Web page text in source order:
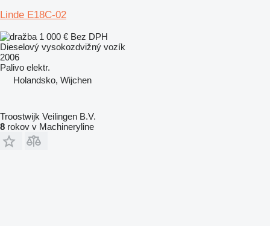
Linde E18C-02
1 000 € Bez DPH
Dieselový vysokozdvižný vozík
2006
Palivo elektr.
Holandsko, Wijchen
Troostwijk Veilingen B.V.
8 rokov v Machineryline